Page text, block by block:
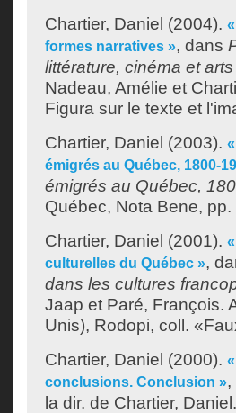
Chartier, Daniel (2004).
formes narratives », dans
littérature, cinéma et
Nadeau, Amélie et
Figura sur le texte et
Chartier, Daniel (2003).
émigrés au Québec, 1800-
émigrés au Québec,
Québec, Nota Bene, pp.
Chartier, Daniel (2001).
culturelles du Québec »,
dans les cultures
Jaap et Paré, François.
Unis), Rodopi, coll.
Chartier, Daniel (2000).
conclusions. Conclusion »,
la dir. de Chartier, Daniel